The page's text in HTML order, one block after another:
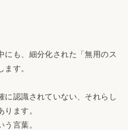
も、細分化された「無用のス
ます。
認識されていない、それらし
ます。
言葉。